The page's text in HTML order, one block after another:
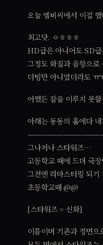
오늘 엠비씨에서 이걸 했
최고닷. ㅇㅎㅎㅎ
HD급은 아니어도 SD급
그정도 화질과 음향으로
더빙만 아니었더라도 ㅠ
어쨌든 잠을 이루지 못
아래는 동동의 홈에다
그나저나 스타워즈…
고등학교 때에 드뎌 극
그전엔 리마스터링 되
초등학교때 @@
[스타워즈 = 신화]
이름이며 기존과 정면